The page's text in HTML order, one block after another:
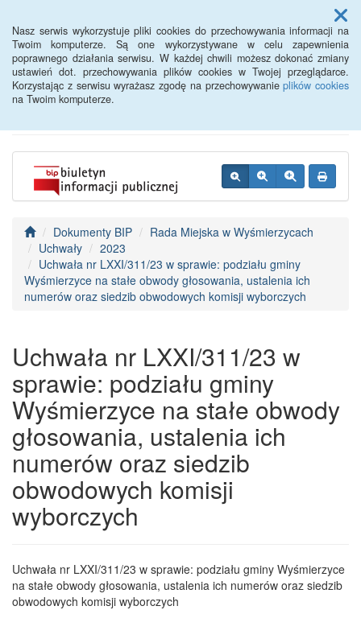
Nasz serwis wykorzystuje pliki cookies do przechowywania informacji na
Twoim komputerze. Są one wykorzystywane w celu zapewnienia
poprawnego działania serwisu. W każdej chwili możesz dokonać zmiany
ustawień dot. przechowywania plików cookies w Twojej przeglądarce.
Korzystając z serwisu wyrażasz zgodę na przechowywanieplików cookies
na Twoim komputerze.
Menu
BIP - Urząd Miejski
Wyśmierzyce
Dokumenty BIP
Rada Miejska w Wyśmierzycach
Uchwały
2023
Uchwała nr LXXI/311/23 w sprawie: podziału gminy
Wyśmierzyce na stałe obwody głosowania, ustalenia ich
numerów oraz siedzib obwodowych komisji wyborczych
Uchwała nr LXXI/311/23 w
sprawie: podziału gminy
Wyśmierzyce na stałe obwody
głosowania, ustalenia ich
numerów oraz siedzib
obwodowych komisji
wyborczych
Uchwała nr LXXI/311/23 w sprawie: podziału gminy Wyśmierzyce
na stałe obwody głosowania, ustalenia ich numerów oraz siedzib
obwodowych komisji wyborczych